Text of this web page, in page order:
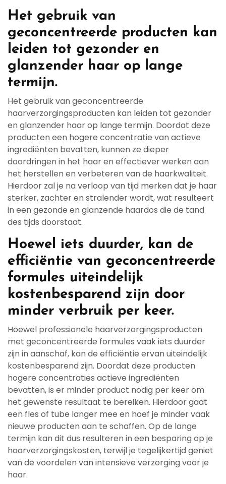
Het gebruik van
geconcentreerde producten kan
leiden tot gezonder en
glanzender haar op lange
termijn.
Het gebruik van geconcentreerde
haarverzorgingsproducten kan leiden tot gezonder
en glanzender haar op lange termijn. Doordat deze
producten een hogere concentratie van actieve
ingrediënten bevatten, kunnen ze dieper
doordringen in het haar en effectiever werken aan
het herstellen en verbeteren van de haarkwaliteit.
Hierdoor zal je na verloop van tijd merken dat je haar
sterker, zachter en stralender wordt, wat resulteert
in een gezonde en glanzende haardos die de tand
des tijds doorstaat.
Hoewel iets duurder, kan de
efficiëntie van geconcentreerde
formules uiteindelijk
kostenbesparend zijn door
minder verbruik per keer.
Hoewel professionele haarverzorgingsproducten
met geconcentreerde formules vaak iets duurder
zijn in aanschaf, kan de efficiëntie ervan uiteindelijk
kostenbesparend zijn. Doordat deze producten
hogere concentraties actieve ingrediënten
bevatten, is er minder product nodig per keer om
het gewenste resultaat te bereiken. Hierdoor gaat
een fles of tube langer mee en hoef je minder vaak
nieuwe producten aan te schaffen. Op de lange
termijn kan dit dus resulteren in een besparing op je
haarverzorgingskosten, terwijl je tegelijkertijd geniet
van de voordelen van intensieve verzorging voor je
haar.